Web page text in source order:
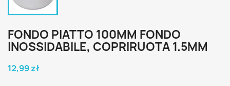
FONDO PIATTO 100MM FONDO
INOSSIDABILE, COPRIRUOTA 1.5MM
12,99 zł